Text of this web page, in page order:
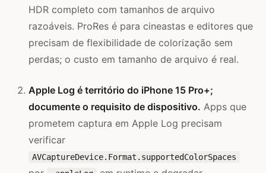
HDR completo com tamanhos de arquivo
razoáveis. ProRes é para cineastas e editores que
precisam de flexibilidade de colorização sem
perdas; o custo em tamanho de arquivo é real.
Apple Log é território do iPhone 15 Pro+;
documente o requisito de dispositivo. Apps que
prometem captura em Apple Log precisam
verificar
AVCaptureDevice.Format.supportedColorSpaces